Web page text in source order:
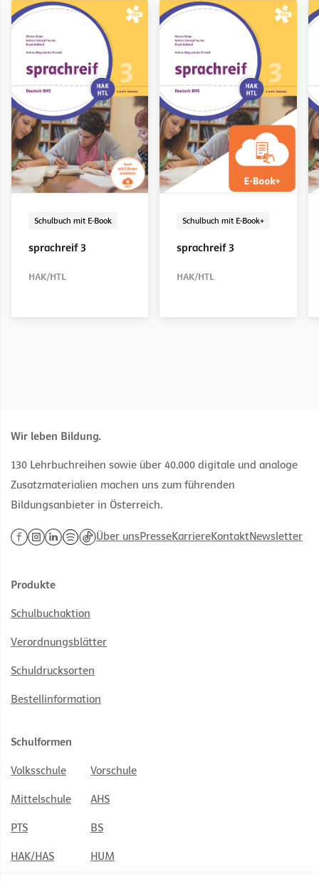
Schulbuch mit E-Book
sprachreif 3
HAK/HTL
Schulbuch mit E-Book+
sprachreif 3
HAK/HTL
Wir leben Bildung.
130 Lehrbuchreihen sowie über 40.000 digitale und analoge
Zusatzmaterialien machen uns zum führenden
Bildungsanbieter in Österreich.
Über unsPresseKarriereKontaktNewsletter
Produkte
Schulbuchaktion
Verordnungsblätter
Schuldrucksorten
Bestellinformation
Schulformen
Volksschule Vorschule
Mittelschule AHS
PTS BS
HAK/HAS HUM